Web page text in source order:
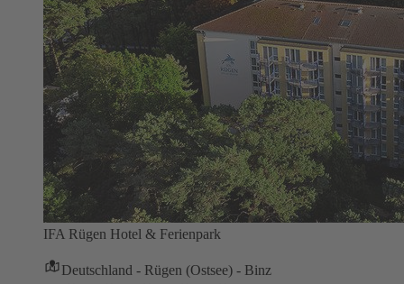
IFA Rügen Hotel & Ferienpark
Deutschland - Rügen (Ostsee) - Binz